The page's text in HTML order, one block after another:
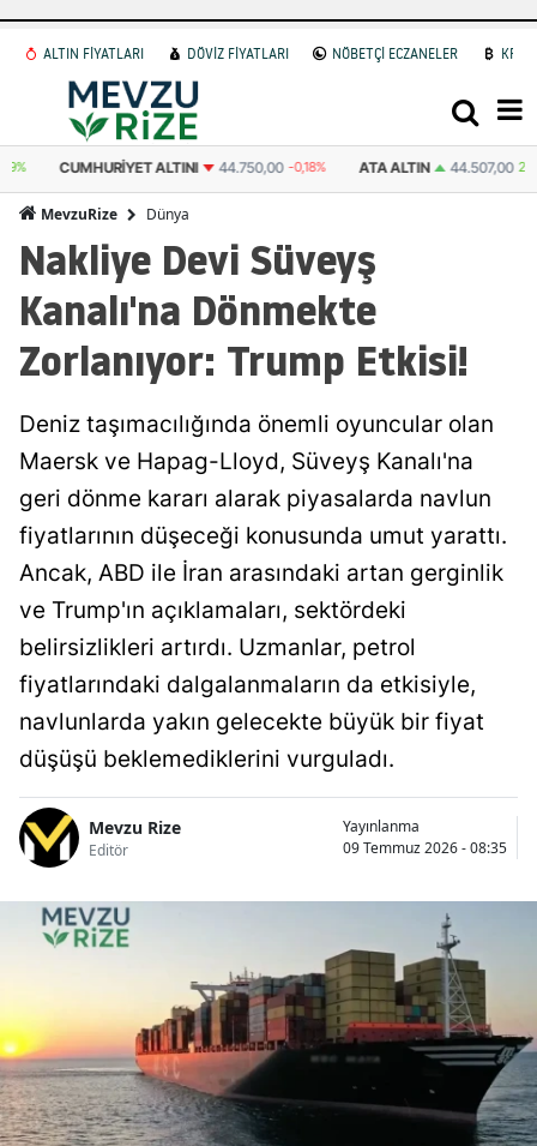
ALTIN FİYATLARI DÖVİZ FİYATLARI NÖBETÇİ ECZANELER
CUMHURIYET ALTINI 44.750,00 -0,18% ATA ALTIN 44.507,00 2,54%
MevzuRize Dünya
Nakliye Devi Süveyş
Kanalı'na Dönmekte
Zorlanıyor: Trump Etkisi!
Deniz taşımacılığında önemli oyuncular olan
Maersk ve Hapag-Lloyd, Süveyş Kanalı'na
geri dönme kararı alarak piyasalarda navlun
fiyatlarının düşeceği konusunda umut yarattı.
Ancak, ABD ile İran arasındaki artan gerginlik
ve Trump'ın açıklamaları, sektördeki
belirsizlikleri artırdı. Uzmanlar, petrol
fiyatlarındaki dalgalanmaların da etkisiyle,
navlunlarda yakın gelecekte büyük bir fiyat
düşüşü beklemediklerini vurguladı.
Mevzu Rize
Editör
Yayınlanma
09 Temmuz 2026 - 08:35